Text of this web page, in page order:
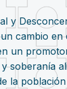
y
cambio
un
soberanía
la